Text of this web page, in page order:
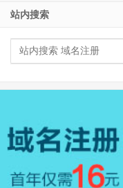
站内搜索